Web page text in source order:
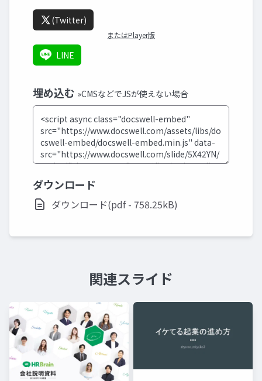
(Twitter)
またはPlayer版
LINE
埋め込む »CMSなどでJSが使えない場合
ダウンロード
ダウンロード(pdf - 758.25kB)
関連スライド